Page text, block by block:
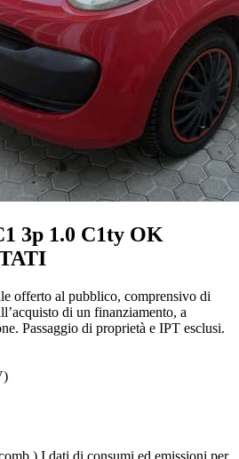
3p 1.0 C1ty OK
offerto al pubblico, comprensivo di
di un finanziamento, a
Passaggio di proprietà e IPT esclusi.
I dati di consumi ed emissioni per